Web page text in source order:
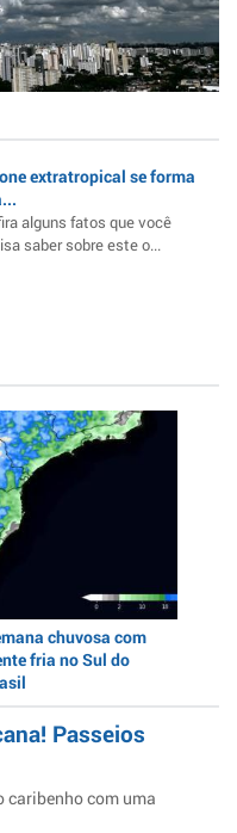
extratropical se forma
alguns fatos que você
saber sobre este o...
chuvosa com
fria no Sul do
Passeios
caribenho com uma